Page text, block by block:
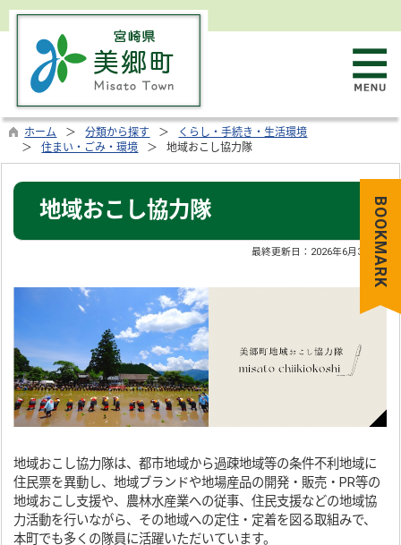
ホーム 分類から探す
くらし・手続き・生活環境
住まい・ごみ・環境
地域おこし協力隊
地域おこし協力隊
最終更新日： 2026年6月30日
地域おこし協力隊は、都市地域から過疎地域等の条件不利地域に
住民票を異動し、地域ブランドや地場産品の開発・販売・PR等の
地域おこし支援や、農林水産業への従事、住民支援などの地域協
力活動を行いながら、その地域への定住・定着を図る取組みで、
本町でも多くの隊員に活躍いただいています。
BOOKMARK